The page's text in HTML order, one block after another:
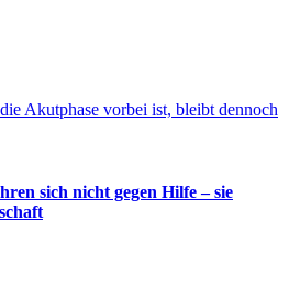
sich nicht gegen Hilfe – sie